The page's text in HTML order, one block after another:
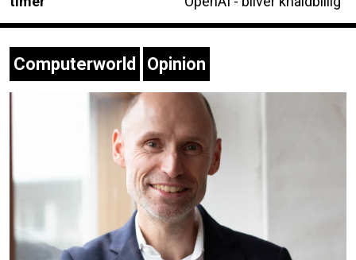
Computerworld Opinion